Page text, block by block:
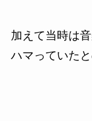
加えて当時は
ハマっていたと